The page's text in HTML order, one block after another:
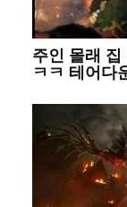
주인 몰래 집
ㅋㅋ 테어